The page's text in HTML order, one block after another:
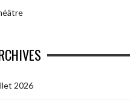
2026